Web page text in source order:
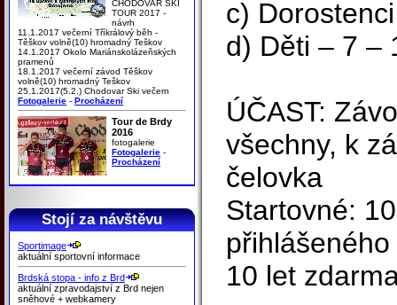
CHODOVAR SKI
TOUR 2017 -
návrh
11.1.2017 večerní Tříkrálový běh -
Těškov volně(10) hromadný Teškov
14.1.2017 Okolo Mariánskolázeňských
pramenů
18.1.2017 večerní závod Těškov
volně(10) hromadný Teškov
25.1.2017(5.2.) Chodovar Ski večern
Fotogalerie - Procházení
Tour de Brdy
2016
fotogalerie
Fotogalerie -
Procházení
Stojí za návštěvu
Sportimage
aktuální sportovní informace
Brdská stopa - info z Brd
aktuální zpravodajství z Brd nejen
sněhové + webkamery
c)
d) Děti – 7 –
ÚČAST:
všechny, k
čelovka
Startovné:
10 let